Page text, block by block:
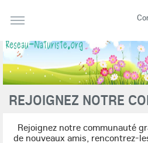
REJOIGNEZ NOTRE
Rejoignez notre communauté
de nouveaux amis, rencontrez-